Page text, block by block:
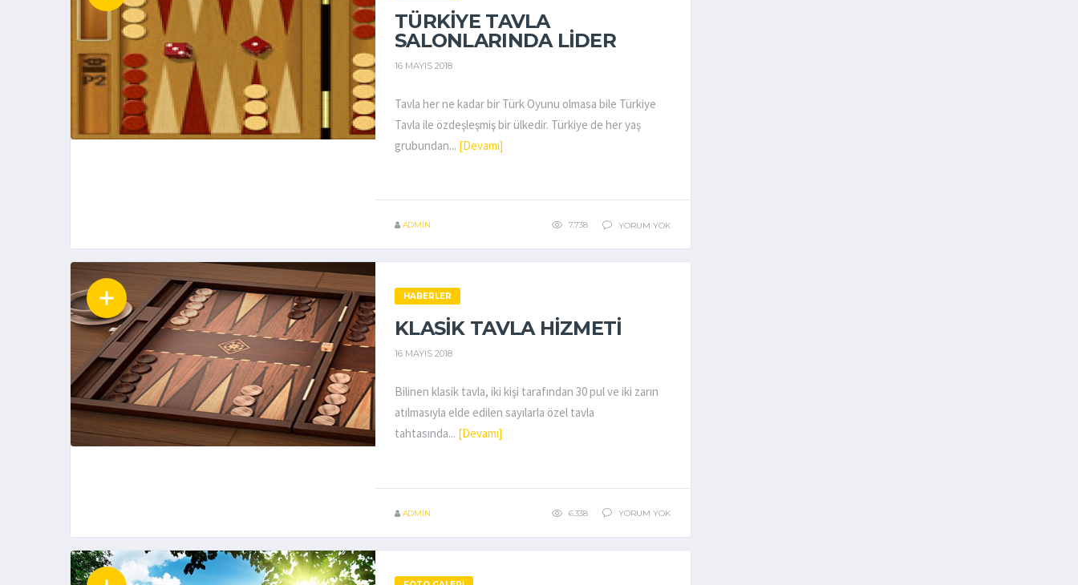
TÜRKIYE TAVLA
SALONLARINDA LIDER
16 MAYIS 2018
Tavla her ne kadar bir Türk Oyunu olmasa bile Türkiye
Tavla ile özdeşleşmiş bir ülkedir. Türkiye de her yaş
grubundan... [Devamı]
ADMIN 7.738 YORUM YOK
HABERLER
KLASIK TAVLA HIZMETI
16 MAYIS 2018
Bilinen klasik tavla, iki kişi tarafından 30 pul ve iki zarın
atılmasıyla elde edilen sayılarla özel tavla
tahtasında... [Devamı]
ADMIN 6.338 YORUM YOK